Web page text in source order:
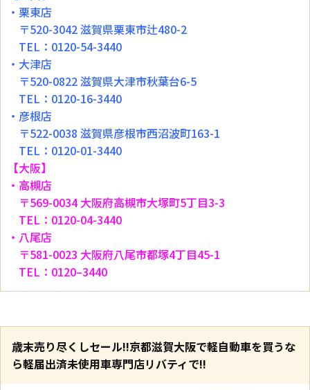
・栗東店
〒520-3042 滋賀県栗東市辻480-2
TEL：0120-54-3440
・大津店
〒520-0822 滋賀県大津市秋葉台6-5
TEL：0120-16-3440
・彦根店
〒522-0038 滋賀県彦根市西沼波町163-1
TEL：0120-01-3440
【大阪】
・高槻店
〒569-0034 大阪府高槻市大塚町5丁目3-3
TEL：0120-04-3440
・八尾店
〒581-0023 大阪府八尾市都塚4丁目45-1
TEL：0120–3440
歳末売り尽くしセール!!京都滋賀大阪で軽自動車を買うな
ら軽届出済未使用車専門店リバティで!!